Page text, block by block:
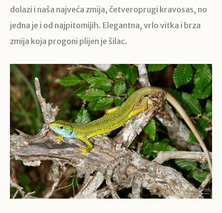
dolazi i naša najveća zmija, četveroprugi kravosas, no
jedna je i od najpitomijih. Elegantna, vrlo vitka i brza
zmija koja progoni plijen je šilac.